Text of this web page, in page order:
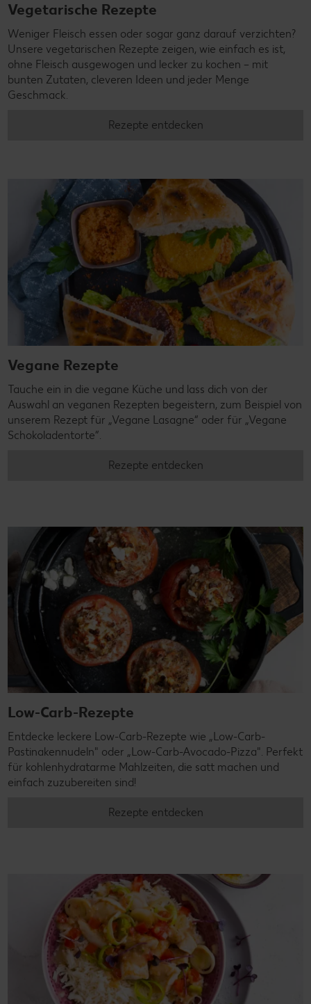
Vegetarische Rezepte
Weniger Fleisch essen oder sogar ganz darauf verzichten?
Unsere vegetarischen Rezepte zeigen, wie einfach es ist,
ohne Fleisch ausgewogen und lecker zu kochen – mit
bunten Zutaten, cleveren Ideen und jeder Menge
Geschmack.
Rezepte entdecken
Vegane Rezepte
Tauche ein in die vegane Küche und lass dich von der
Auswahl an veganen Rezepten begeistern, zum Beispiel von
unserem Rezept für „Vegane Lasagne“ oder für „Vegane
Schokoladentorte“.
Rezepte entdecken
Low-Carb-Rezepte
Entdecke leckere Low-Carb-Rezepte wie „Low-Carb-
Pastinakennudeln" oder „Low-Carb-Avocado-Pizza". Perfekt
für kohlenhydratarme Mahlzeiten, die satt machen und
einfach zuzubereiten sind!
Rezepte entdecken